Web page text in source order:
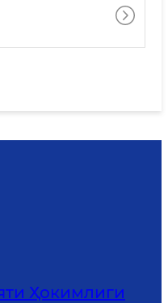
Ҳокимлиги